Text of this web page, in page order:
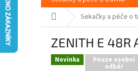
Domů Sekačky a péče o
ZENITH E
Novinka Pouze osobní
odběr